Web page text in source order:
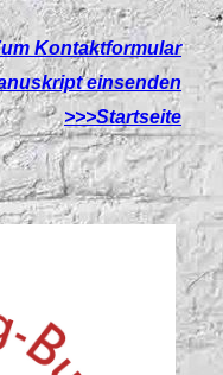
Kontaktformular
einsenden
>>>Startseite